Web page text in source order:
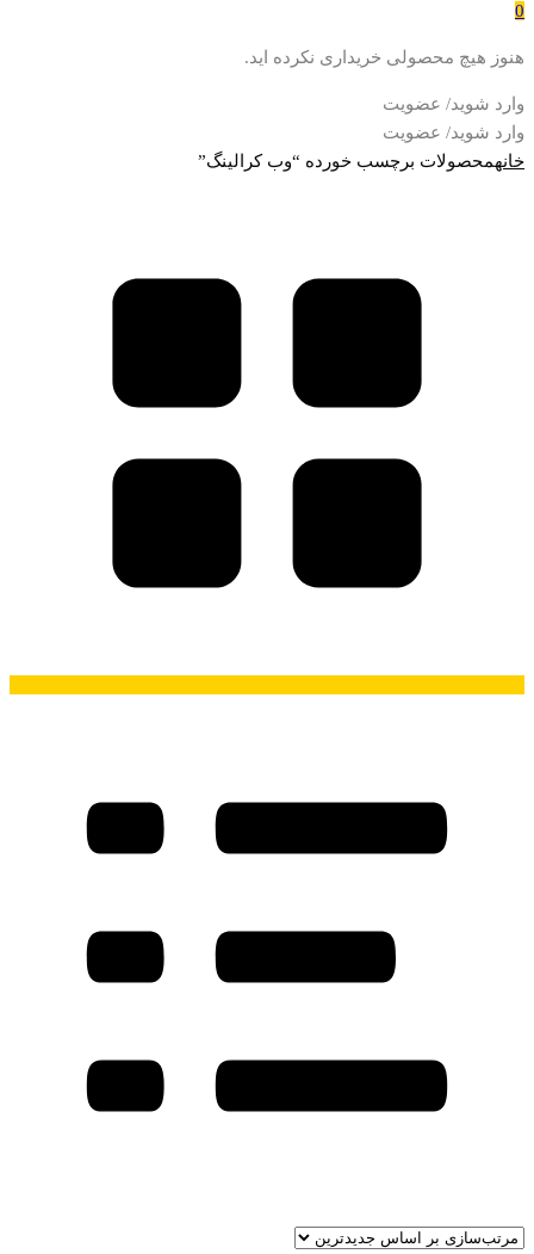
0
هنوز هیچ محصولی خریداری نکرده اید.
وارد شوید/ عضویت
وارد شوید/ عضویت
خانهمحصولات برچسب خورده “وب کرالینگ”